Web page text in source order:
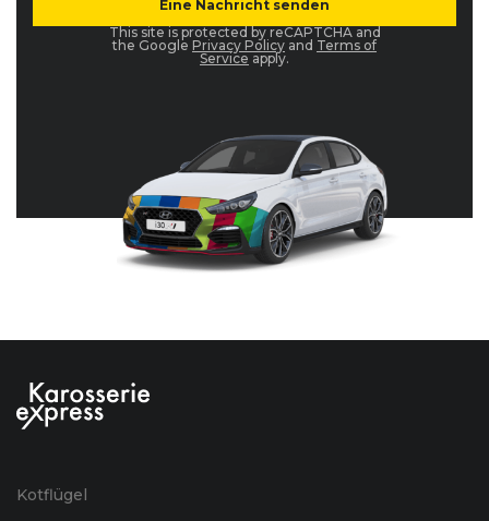
This site is protected by reCAPTCHA and
the Google Privacy Policy and Terms of
Service apply.
Kotflügel